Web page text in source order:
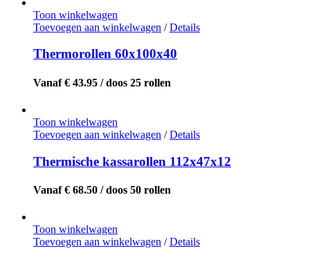
Toon winkelwagen
Toevoegen aan winkelwagen / Details
Thermorollen 60x100x40
Vanaf € 43.95 / doos 25 rollen
Toon winkelwagen
Toevoegen aan winkelwagen / Details
Thermische kassarollen 112x47x12
Vanaf € 68.50 / doos 50 rollen
Toon winkelwagen
Toevoegen aan winkelwagen / Details